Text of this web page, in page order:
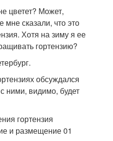
цветет? Может,
мне сказали, что это
Хотя на зиму я ее
гортензию?
обсуждался
ними, видимо, будет